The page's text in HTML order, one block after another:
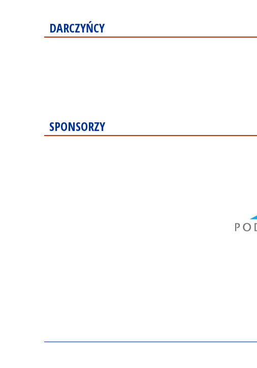
DARCZYŃCY
SPONSORZY